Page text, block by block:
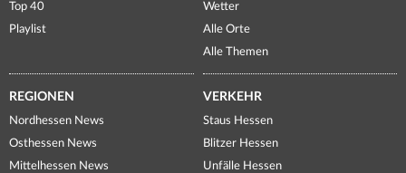
Top 40
Playlist
Wetter
Alle Orte
Alle Themen
REGIONEN
Nordhessen News
Osthessen News
Mittelhessen News
VERKEHR
Staus Hessen
Blitzer Hessen
Unfälle Hessen